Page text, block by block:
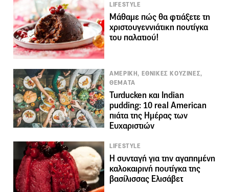
LIFESTYLE
Μάθαμε πώς θα φτιάξετε τη
χριστουγεννιάτικη πουτίγκα
του παλατιού!
ΑΜΕΡΙΚΗ, ΕΘΝΙΚΕΣ ΚΟΥΖΙΝΕΣ,
ΘΕΜΑΤΑ
Turducken και Indian
pudding: 10 real American
πιάτα της Ημέρας των
Ευχαριστιών
LIFESTYLE
Η συνταγή για την αγαπημένη
καλοκαιρινή πουτίγκα της
βασίλισσας Ελισάβετ